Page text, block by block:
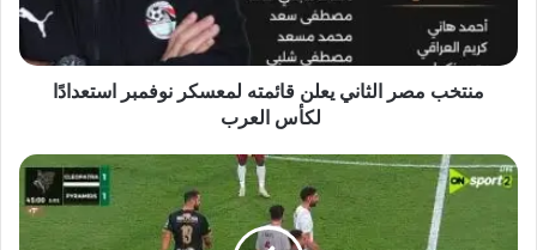
نوفمبر
استعدادًا
لكأس
العربمنتخب مصر الثاني يعلن قائمته لمعسكر نوفمبر استعدادًا
لكأس العرب
سيراميكا
يفوز
بيراميدز